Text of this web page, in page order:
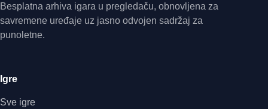
Besplatna arhiva igara u pregledaču, obnovljena za
savremene uređaje uz jasno odvojen sadržaj za
punoletne.
Igre
Sve igre